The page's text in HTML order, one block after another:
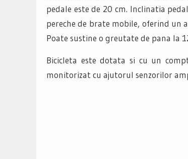
pedale este de 20 cm. Inclinatia
pereche de brate mobile, oferind un
Poate sustine o greutate de pana la
Bicicleta este dotata si cu un
monitorizat cu ajutorul senzorilor